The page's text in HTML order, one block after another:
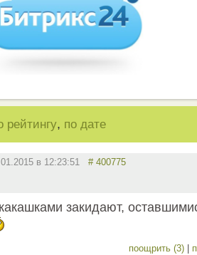
рейтингу, по дате
в 12:23:51 # 400775
закидают,
поощрить (3)